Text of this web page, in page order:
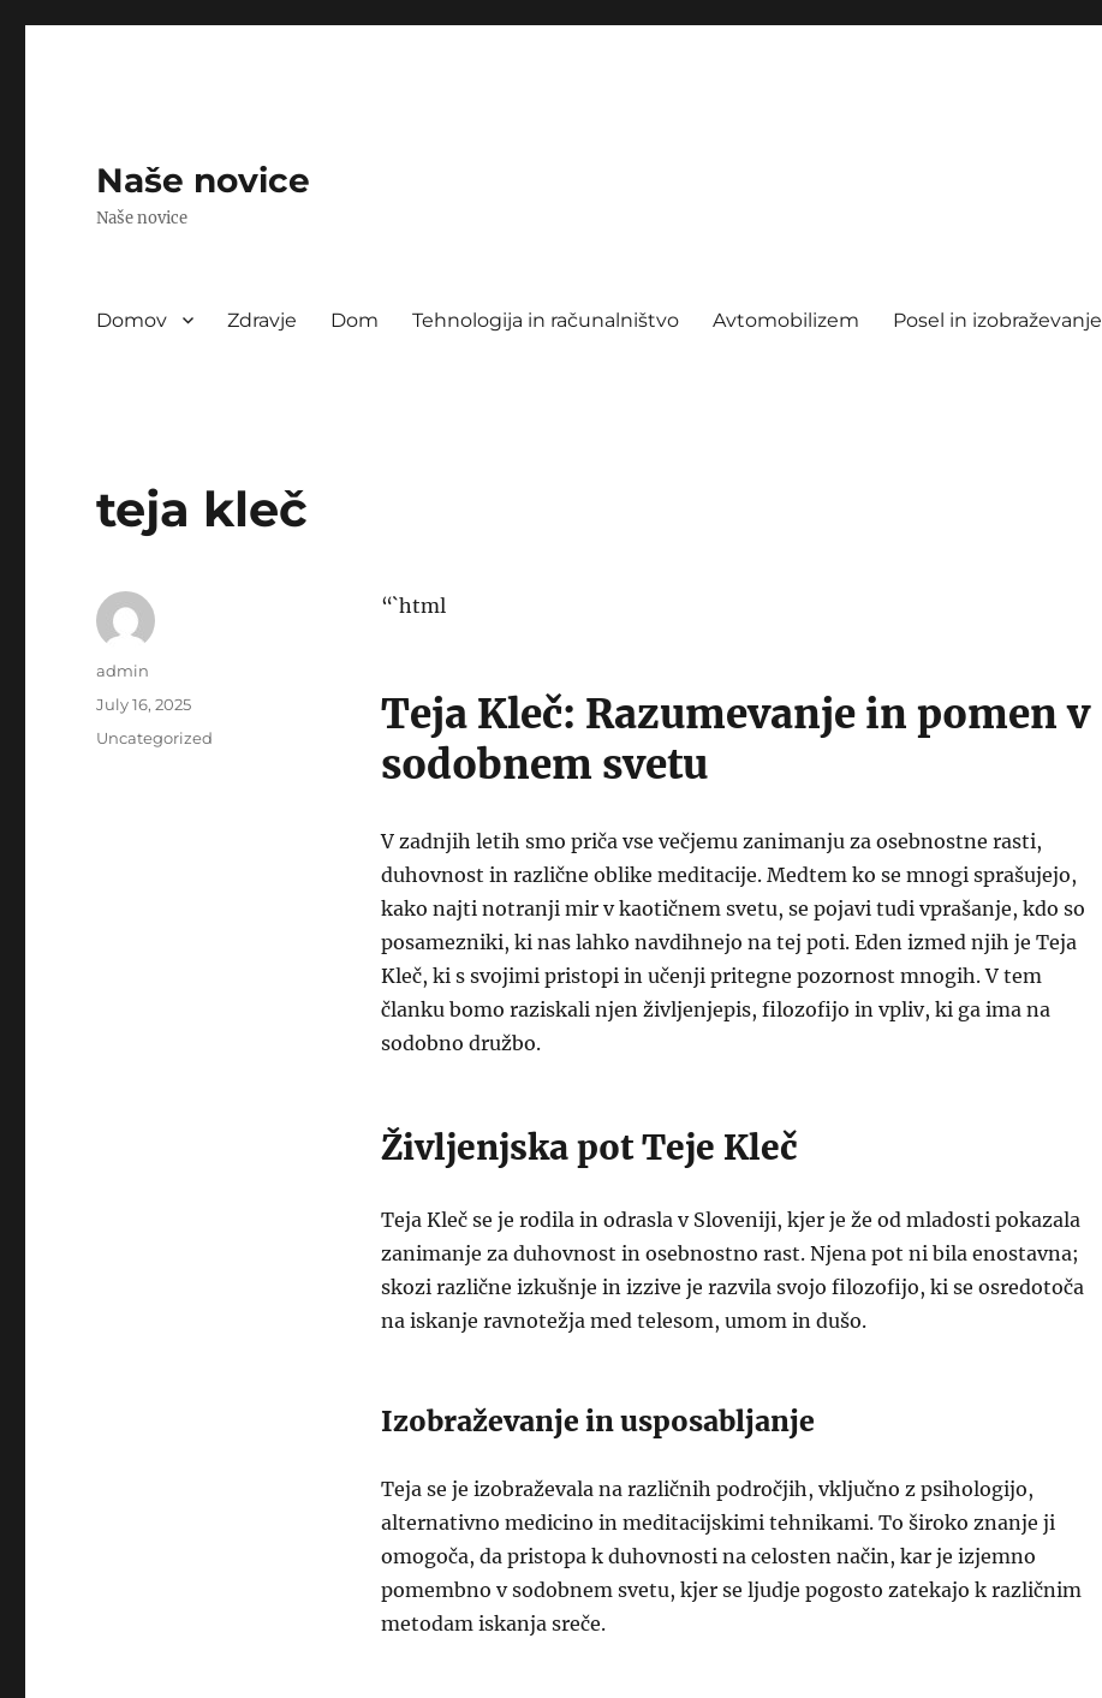
Naše novice
Naše novice
Domov Zdravje Dom Tehnologija in računalništvo Avtomobilizem Posel in izobraževanje
teja kleč
“`html
Teja Kleč: Razumevanje in pomen v
sodobnem svetu
V zadnjih letih smo priča vse večjemu zanimanju za osebnostne rasti,
duhovnost in različne oblike meditacije. Medtem ko se mnogi sprašujejo,
kako najti notranji mir v kaotičnem svetu, se pojavi tudi vprašanje, kdo so
posamezniki, ki nas lahko navdihnejo na tej poti. Eden izmed njih je Teja
Kleč, ki s svojimi pristopi in učenji pritegne pozornost mnogih. V tem
članku bomo raziskali njen življenjepis, filozofijo in vpliv, ki ga ima na
sodobno družbo.
Življenjska pot Teje Kleč
Teja Kleč se je rodila in odrasla v Sloveniji, kjer je že od mladosti pokazala
zanimanje za duhovnost in osebnostno rast. Njena pot ni bila enostavna;
skozi različne izkušnje in izzive je razvila svojo filozofijo, ki se osredotoča
na iskanje ravnotežja med telesom, umom in dušo.
Izobraževanje in usposabljanje
Teja se je izobraževala na različnih področjih, vključno z psihologijo,
alternativno medicino in meditacijskimi tehnikami. To široko znanje ji
omogoča, da pristopa k duhovnosti na celosten način, kar je izjemno
pomembno v sodobnem svetu, kjer se ljudje pogosto zatekajo k različnim
metodam iskanja sreče.
Author
admin
Posted
July 16, 2025
Categories
Uncategorized